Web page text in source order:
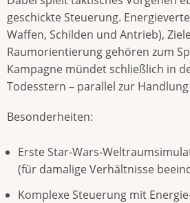
geschickte Steuerung.
Waffen, Schilden und Antrieb),
Raumorientierung gehören zum
Kampagne mündet schließlich in
Todesstern – parallel zur Handlung
Besonderheiten:
Erste Star-Wars-
(für damalige Verhältnisse
Komplexe Steuerung mit